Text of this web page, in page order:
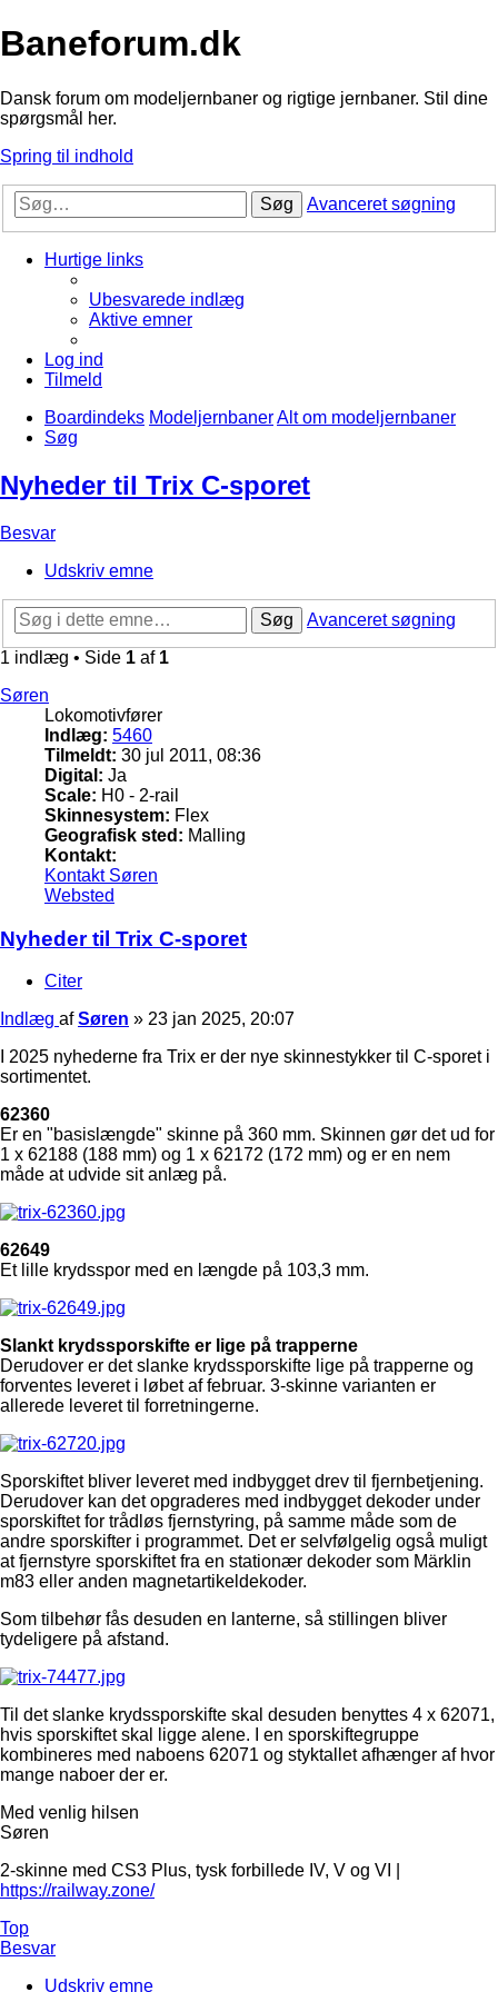
Baneforum.dk
Dansk forum om modeljernbaner og rigtige jernbaner. Stil dine
spørgsmål her.
Spring til indhold
Søg Avanceret søgning
Hurtige links
Ubesvarede indlæg
Aktive emner
Log ind
Tilmeld
Boardindeks ModeljernbanerAlt om modeljernbaner
Søg
Nyheder til Trix C-sporet
Besvar
Udskriv emne
Søg
Avanceret søgning
1 indlæg • Side 1 af 1
Søren
Lokomotivfører
Indlæg: 5460
Tilmeldt: 30 jul 2011, 08:36
Digital: Ja
Scale: H0 - 2-rail
Skinnesystem: Flex
Geografisk sted: Malling
Kontakt:
Kontakt Søren
Websted
Nyheder til Trix C-sporet
Citer
Indlæg afSøren » 23 jan 2025, 20:07
I 2025 nyhederne fra Trix er der nye skinnestykker til C-sporet i
sortimentet.
62360
Er en "basislængde" skinne på 360 mm. Skinnen gør det ud for
1 x 62188 (188 mm) og 1 x 62172 (172 mm) og er en nem
måde at udvide sit anlæg på.
62649
Et lille krydsspor med en længde på 103,3 mm.
Slankt krydssporskifte er lige på trapperne
Derudover er det slanke krydssporskifte lige på trapperne og
forventes leveret i løbet af februar. 3-skinne varianten er
allerede leveret til forretningerne.
Sporskiftet bliver leveret med indbygget drev til fjernbetjening.
Derudover kan det opgraderes med indbygget dekoder under
sporskiftet for trådløs fjernstyring, på samme måde som de
andre sporskifter i programmet. Det er selvfølgelig også muligt
at fjernstyre sporskiftet fra en stationær dekoder som Märklin
m83 eller anden magnetartikeldekoder.
Som tilbehør fås desuden en lanterne, så stillingen bliver
tydeligere på afstand.
Til det slanke krydssporskifte skal desuden benyttes 4 x 62071,
hvis sporskiftet skal ligge alene. I en sporskiftegruppe
kombineres med naboens 62071 og styktallet afhænger af hvor
mange naboer der er.
Med venlig hilsen
Søren
2-skinne med CS3 Plus, tysk forbillede IV, V og VI |
https://railway.zone/
Top
Besvar
Udskriv emne